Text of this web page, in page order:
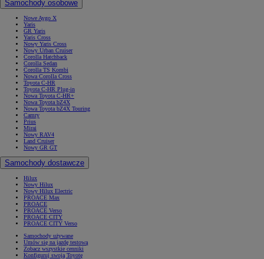
Samochody osobowe
Nowe Aygo X
Yaris
GR Yaris
Yaris Cross
Nowy Yaris Cross
Nowy Urban Cruiser
Corolla Hatchback
Corolla Sedan
Corolla TS Kombi
Nowa Corolla Cross
Toyota C-HR
Toyota C-HR Plug-in
Nowa Toyota C-HR+
Nowa Toyota bZ4X
Nowa Toyota bZ4X Touring
Camry
Prius
Mirai
Nowy RAV4
Land Cruiser
Nowy GR GT
Samochody dostawcze
Hilux
Nowy Hilux
Nowy Hilux Electric
PROACE Max
PROACE
PROACE Verso
PROACE CITY
PROACE CITY Verso
Samochody używane
Umów się na jazdę testową
Zobacz wszystkie cenniki
Konfiguruj swoją Toyotę